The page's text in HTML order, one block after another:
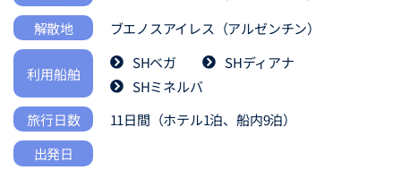
解散地
ブエノスアイレス（アルゼンチン）
利用船舶
SHベガ
SHディアナ
SHミネルバ
旅行日数
11日間（ホテル1泊、船内9泊）
出発日